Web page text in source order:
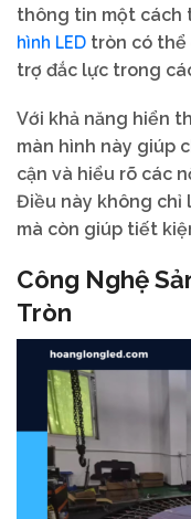
thông tin một cách
hình LED tròn có thể
trợ đắc lực trong
Với khả năng hiển
màn hình này giúp
cận và hiểu rõ các
Điều này không chỉ
mà còn giúp tiết
Công Nghệ
Tròn